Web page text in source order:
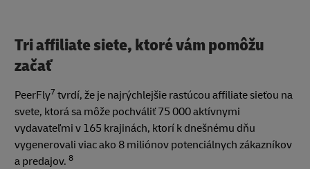
Tri affiliate siete, ktoré vám pomôžu
začať
PeerFly7 tvrdí, že je najrýchlejšie rastúcou affiliate sieťou na
svete, ktorá sa môže pochváliť 75 000 aktívnymi
vydavateľmi v 165 krajinách, ktorí k dnešnému dňu
vygenerovali viac ako 8 miliónov potenciálnych zákazníkov
a predajov. 8